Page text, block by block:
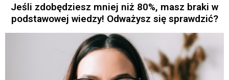
Jeśli zdobędziesz mniej niż 80%, masz braki w
podstawowej wiedzy! Odważysz się sprawdzić?